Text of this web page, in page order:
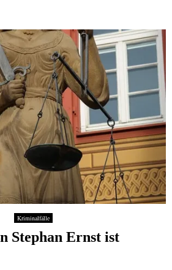
Kriminalfälle
Stephan Ernst ist